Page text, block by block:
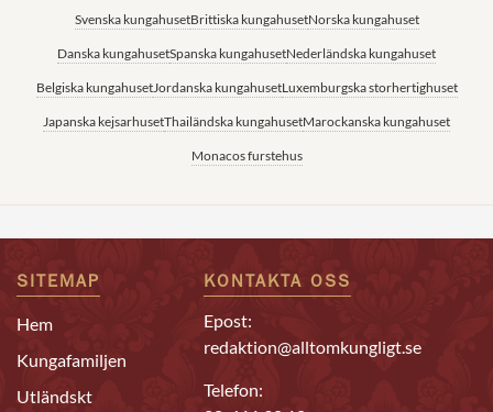
Svenska kungahusetBrittiska kungahusetNorska kungahuset
Danska kungahusetSpanska kungahusetNederländska kungahuset
Belgiska kungahusetJordanska kungahusetLuxemburgska storhertighuset
Japanska kejsarhusetThailändska kungahusetMarockanska kungahuset
Monacos furstehus
SITEMAP
Hem
Kungafamiljen
Utländskt
KONTAKTA OSS
Epost:
redaktion@alltomkungligt.se
Telefon: